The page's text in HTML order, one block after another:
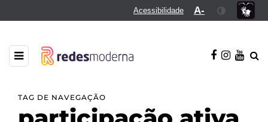
Acessibilidade A-
TAG DE NAVEGAÇÃO